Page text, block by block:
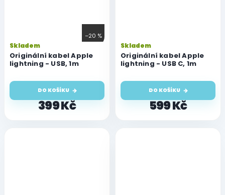
–20 %
Originální kabel Apple
lightning - USB, 1m
Průměrné
hodnocení
produktu
5,0
Skladem
399 Kč
DO KOŠÍKU
Originální kabel Apple
lightning - USB C, 1m
Skladem
599 Kč
DO KOŠÍKU